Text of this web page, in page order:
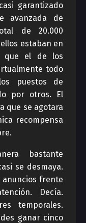
garantizado
avanzada de
de 20.000
estaban en
que el de los
todo
puestos de
por otros. El
que se agotara
recompensa
bastante
se desmaya.
anuncios frente
Decía.
temporales.
ganar cinco